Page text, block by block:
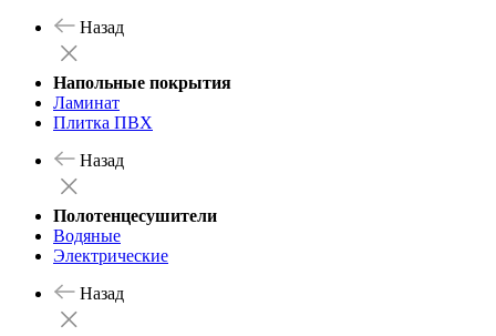
Назад
Напольные покрытия
Ламинат
Плитка ПВХ
Назад
Полотенцесушители
Водяные
Электрические
Назад